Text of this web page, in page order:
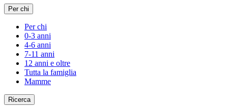
Per chi
Per chi
0-3 anni
4-6 anni
7-11 anni
12 anni e oltre
Tutta la famiglia
Mamme
Ricerca